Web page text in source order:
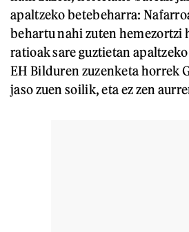
apaltzeko betebeharra:
behartu nahi zuten hemezortzi
ratioak sare guztietan
EH Bilduren zuzenketa horrek
jaso zuen soilik, eta ez zen